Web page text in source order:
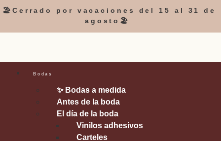
🏖️Cerrado por vacaciones del 15 al 31 de
agosto🏖️
Bodas
✨ Bodas a medida
Antes de la boda
El día de la boda
Vinilos adhesivos
Carteles